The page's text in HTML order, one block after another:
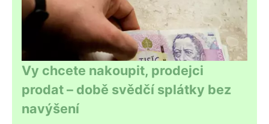
Vy chcete nakoupit, prodejci
prodat – době svědčí splátky bez
navýšení